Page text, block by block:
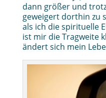
dann größer und
geweigert dorthin zu
als ich die spirituelle
ist mir die Tragweite
ändert sich mein